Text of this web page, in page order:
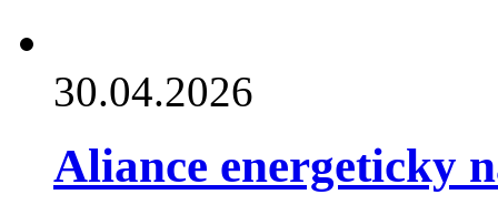
30.04.2026
Aliance energeticky